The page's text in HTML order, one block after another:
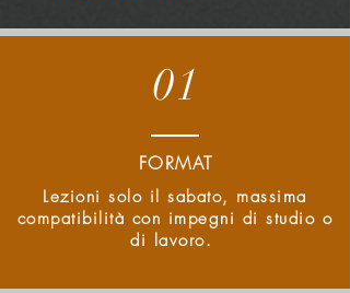
01
FORMAT
Lezioni solo il sabato, massima
compatibilità con impegni di studio o
di lavoro.